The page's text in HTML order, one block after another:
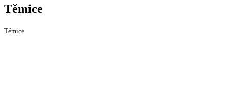
Těmice
Těmice